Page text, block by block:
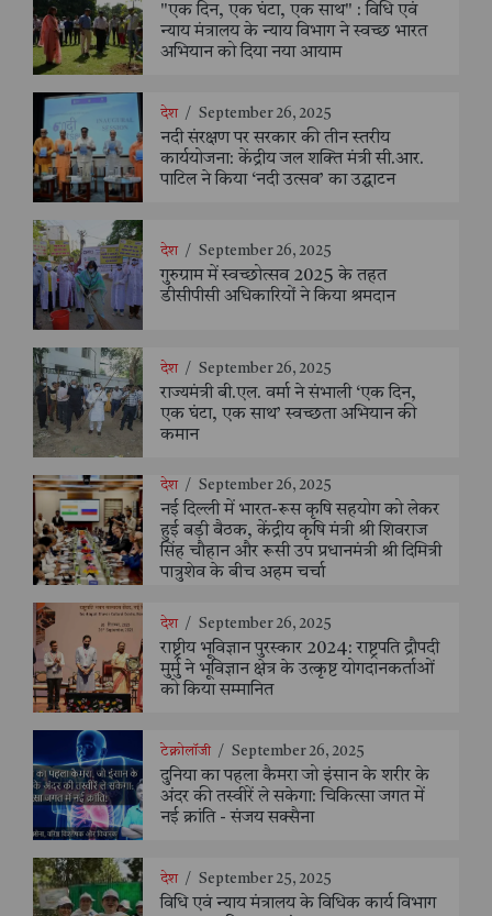
"एक दिन, एक घंटा, एक साथ" : विधि एवं
न्याय मंत्रालय के न्याय विभाग ने स्वच्छ भारत
अभियान को दिया नया आयाम
देश / September 26, 2025
नदी संरक्षण पर सरकार की तीन स्तरीय
कार्ययोजना: केंद्रीय जल शक्ति मंत्री सी.आर.
पाटिल ने किया ‘नदी उत्सव’ का उद्घाटन
देश / September 26, 2025
गुरुग्राम में स्वच्छोत्सव 2025 के तहत
डीसीपीसी अधिकारियों ने किया श्रमदान
देश / September 26, 2025
राज्यमंत्री बी.एल. वर्मा ने संभाली ‘एक दिन,
एक घंटा, एक साथ’ स्वच्छता अभियान की
कमान
देश / September 26, 2025
नई दिल्ली में भारत-रूस कृषि सहयोग को लेकर
हुई बड़ी बैठक, केंद्रीय कृषि मंत्री श्री शिवराज
सिंह चौहान और रूसी उप प्रधानमंत्री श्री दिमित्री
पात्रुशेव के बीच अहम चर्चा
देश / September 26, 2025
राष्ट्रीय भूविज्ञान पुरस्कार 2024: राष्ट्रपति द्रौपदी
मुर्मु ने भूविज्ञान क्षेत्र के उत्कृष्ट योगदानकर्ताओं
को किया सम्मानित
टेक्नोलॉजी / September 26, 2025
दुनिया का पहला कैमरा जो इंसान के शरीर के
अंदर की तस्वीरें ले सकेगा: चिकित्सा जगत में
नई क्रांति - संजय सक्सैना
देश / September 25, 2025
विधि एवं न्याय मंत्रालय के विधिक कार्य विभाग